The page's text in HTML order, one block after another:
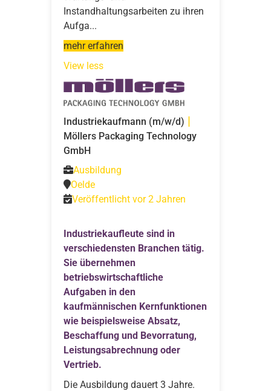
Instandhaltungsarbeiten zu ihren
Aufga...
mehr erfahren
View less
Industriekaufmann (m/w/d) |
Möllers Packaging Technology
GmbH
Ausbildung
Oelde
Veröffentlicht vor 2 Jahren
Industriekaufleute sind in
verschiedensten Branchen tätig.
Sie übernehmen
betriebswirtschaftliche
Aufgaben in den
kaufmännischen Kernfunktionen
wie beispielsweise Absatz,
Beschaffung und Bevorratung,
Leistungsabrechnung oder
Vertrieb.
Die Ausbildung dauert 3 Jahre.